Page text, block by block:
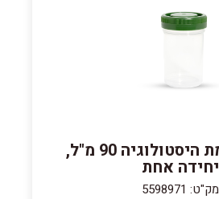
מיכל לדגימת היסטולוגיה 90 מ"ל,
יחידה אחת
מק"ט: 5598971